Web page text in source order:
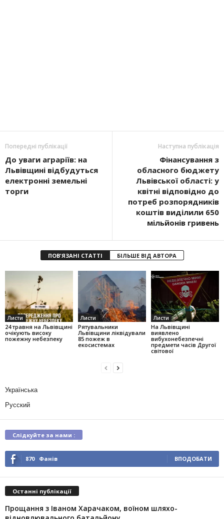
Попередні публікації
До уваги аграріїв: на
Львівщині відбудуться
електронні земельні
торги
Наступна публікація
Фінансування з
обласного бюджету
Львівської області: у
квітні відповідно до
потреб розпорядників
коштів виділили 650
мільйонів гривень
ПОВ'ЯЗАНІ СТАТТІ БІЛЬШЕ ВІД АВТОРА
Листи
24 травня на Львівщині
очікують високу
пожежну небезпеку
Листи
Рятувальники
Львівщини ліквідували
85 пожеж в
екосистемах
Листи
На Львівщині
виявлено
вибухонебезпечні
предмети часів Другої
світової
Українська
Русский
Слідкуйте за нами :
870 Фанів ВПОДОБАТИ
Останні публікації
Прощання з Іваном Харачаком, воїном шляхо-